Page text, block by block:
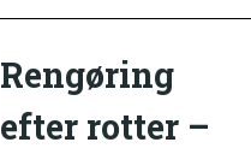
Rengøring
efter rotter –